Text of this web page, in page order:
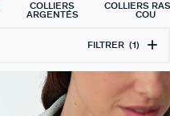
COLLIERS
ARGENTÉS
COLLIERS
COU
FILTRER (1)